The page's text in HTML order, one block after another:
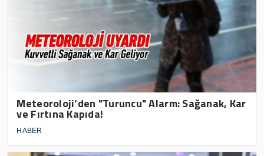
Meteoroloji’den "Turuncu" Alarm: Sağanak, Kar
ve Fırtına Kapıda!
HABER